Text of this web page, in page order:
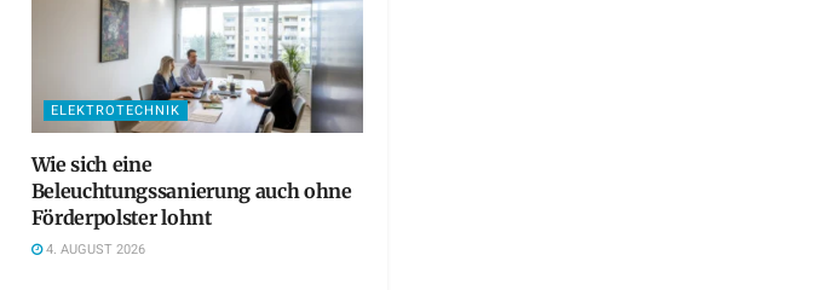
ELEKTROTECHNIK
Wie sich eine
Beleuchtungssanierung auch ohne
Förderpolster lohnt
4. AUGUST 2026